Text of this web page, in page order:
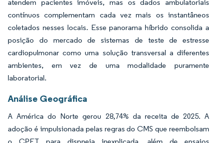
atendem pacientes imóveis, mas os dados ambulatoriais
contínuos complementam cada vez mais os instantâneos
coletados nesses locais. Esse panorama híbrido consolida a
posição do mercado de sistemas de teste de estresse
cardiopulmonar como uma solução transversal a diferentes
ambientes, em vez de uma modalidade puramente
laboratorial.
Análise Geográfica
A América do Norte gerou 28,74% da receita de 2025. A
adoção é impulsionada pelas regras do CMS que reembolsam